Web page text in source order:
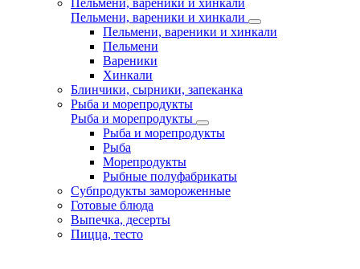
Пельмени, вареники и хинкали
Пельмени, вареники и хинкали
Пельмени, вареники и хинкали
Пельмени
Вареники
Хинкали
Блинчики, сырники, запеканка
Рыба и морепродукты
Рыба и морепродукты
Рыба и морепродукты
Рыба
Морепродукты
Рыбные полуфабрикаты
Субпродукты замороженные
Готовые блюда
Выпечка, десерты
Пицца, тесто